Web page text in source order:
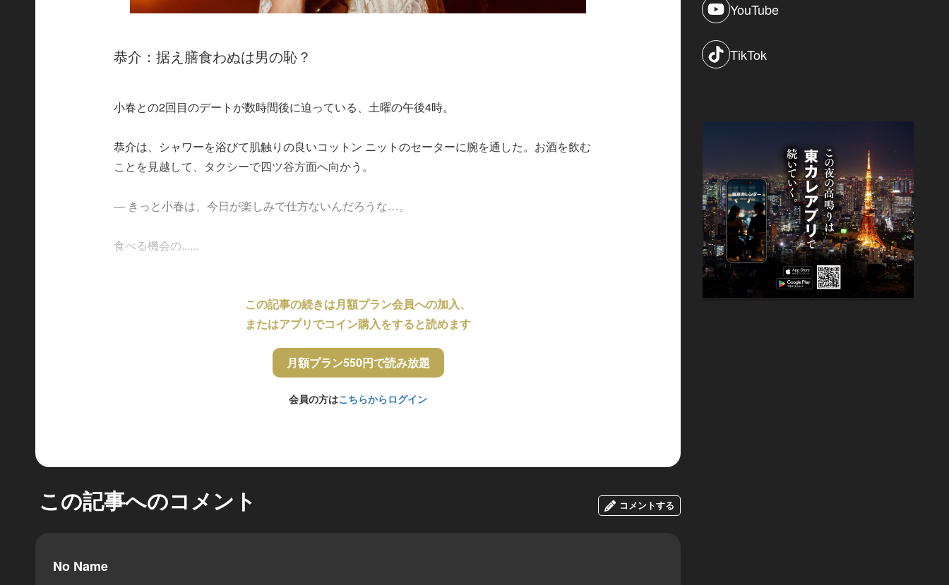
恭介：据え膳食わぬは男の恥？
小春との2回目のデートが数時間後に迫っている、土曜の午後4時。
恭介は、シャワーを浴びて肌触りの良いコットン ニットのセーターに腕を通した。お酒を飲む
ことを見越して、タクシーで四ツ谷方面へ向かう。
― きっと小春は、今日が楽しみで仕方ないんだろうな…。
食べる機会の......
この記事の続きは月額プラン会員への加入、
またはアプリでコイン購入をすると読めます
月額プラン550円で読み放題
会員の方はこちらからログイン
この記事へのコメント コメントする
No Name
YouTube
TikTok